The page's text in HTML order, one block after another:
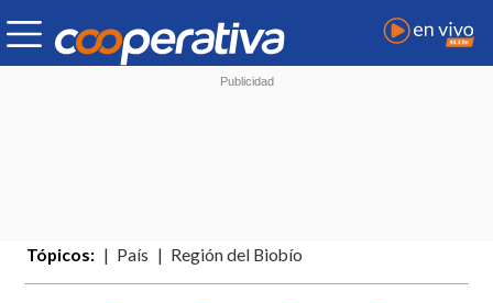
Tópicos: País Región del Biobío